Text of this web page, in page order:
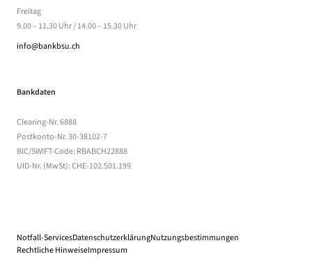
Freitag
9.00 – 11.30 Uhr / 14.00 – 15.30 Uhr
info@bankbsu.ch
Bankdaten
Clearing-Nr. 6888
Postkonto-Nr. 30-38102-7
BIC/SWIFT-Code: RBABCH22888
UID-Nr. (MwSt): CHE-102.501.199
Notfall-ServicesDatenschutzerklärung(öffnet in einem neuen Tab)
Nutzungsbestimmungen
Rechtliche Hinweise(öffnet in einem neuen Tab)
Impressum